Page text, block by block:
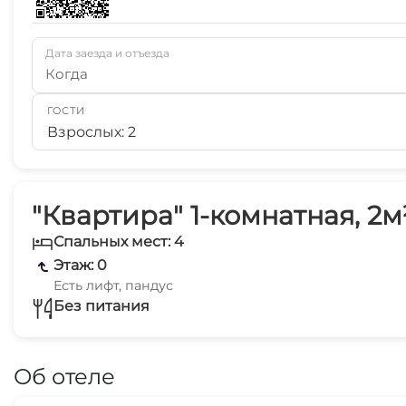
"Квартира" 1-комнатная,
Спальных мест: 4
Этаж: 0
Есть лифт, пандус
Без питания
Об отеле
Дата заезда и отъезда
Когда
ГОСТИ
Взрослых: 2